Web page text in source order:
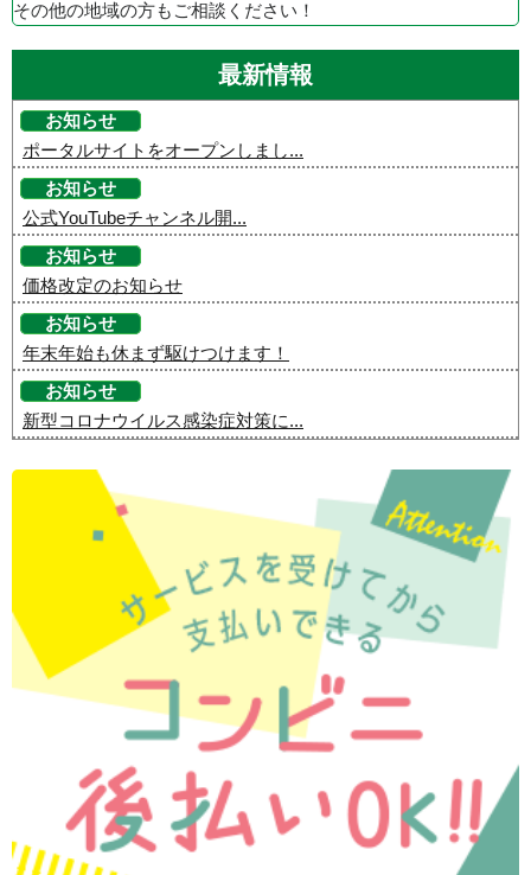
その他の地域の方もご相談ください！
最新情報
お知らせ
ポータルサイトをオープンしまし...
お知らせ
公式YouTubeチャンネル開...
お知らせ
価格改定のお知らせ
お知らせ
年末年始も休まず駆けつけます！
お知らせ
新型コロナウイルス感染症対策に...